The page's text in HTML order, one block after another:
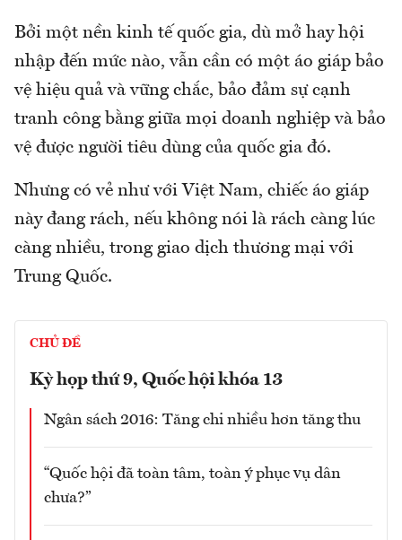
Bởi một nền kinh tế quốc gia, dù mở hay hội
nhập đến mức nào, vẫn cần có một áo giáp bảo
vệ hiệu quả và vững chắc, bảo đảm sự cạnh
tranh công bằng giữa mọi doanh nghiệp và bảo
vệ được người tiêu dùng của quốc gia đó.
Nhưng có vẻ như với Việt Nam, chiếc áo giáp
này đang rách, nếu không nói là rách càng lúc
càng nhiều, trong giao dịch thương mại với
Trung Quốc.
CHỦ ĐỀ
Kỳ họp thứ 9, Quốc hội khóa 13
Ngân sách 2016: Tăng chi nhiều hơn tăng thu
“Quốc hội đã toàn tâm, toàn ý phục vụ dân
chưa?”